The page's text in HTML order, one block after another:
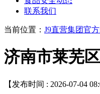
联系我们
当前位置： J9直营集团官
济南市莱芜
【发布时间 : 2026-07-04